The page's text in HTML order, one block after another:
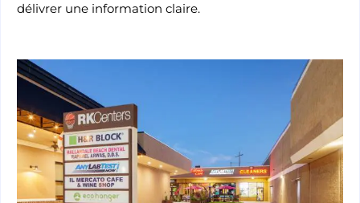
délivrer une information claire.